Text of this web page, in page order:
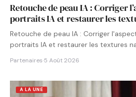
Retouche de peau IA : Corriger
portraits IA et restaurer les
Retouche de peau IA : Corriger
portraits IA et restaurer les textures
Partenaires·5 Août 2026
A LA UNE